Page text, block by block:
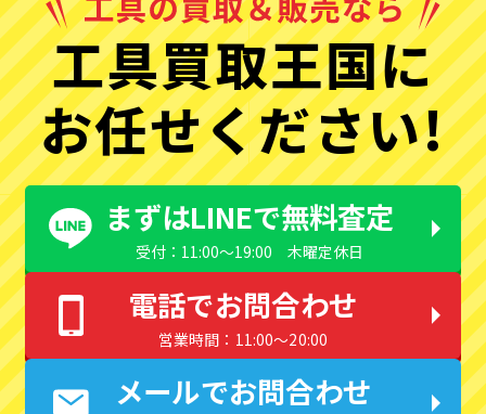
工具買取王国に
お任せください!
まずはLINEで無料査定
受付：11:00〜19:00 木曜定休日
電話でお問合わせ
営業時間：11:00〜20:00
メールでお問合わせ